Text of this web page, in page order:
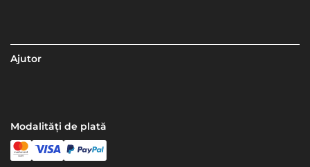
Ajutor
Modalități de plată